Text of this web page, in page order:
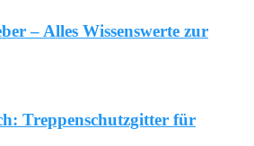
– Alles Wissenswerte zur
Treppenschutzgitter für